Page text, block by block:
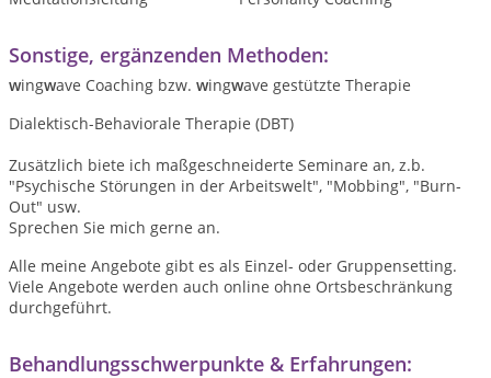
Sonstige, ergänzenden Methoden:
wingwave Coaching bzw. wingwave gestützte Therapie
Dialektisch-Behaviorale Therapie (DBT)
Zusätzlich biete ich maßgeschneiderte Seminare an, z.b.
"Psychische Störungen in der Arbeitswelt", "Mobbing", "Burn-
Out" usw.
Sprechen Sie mich gerne an.
Alle meine Angebote gibt es als Einzel- oder Gruppensetting.
Viele Angebote werden auch online ohne Ortsbeschränkung
durchgeführt.
Behandlungsschwerpunkte & Erfahrungen: